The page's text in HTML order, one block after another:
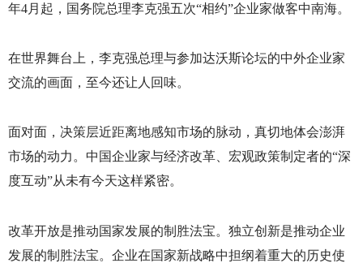
年4月起，国务院总理李克强五次“相约”企业家做客中南海。
在世界舞台上，李克强总理与参加达沃斯论坛的中外企业家
交流的画面，至今还让人回味。
面对面，决策层近距离地感知市场的脉动，真切地体会澎湃
市场的动力。中国企业家与经济改革、宏观政策制定者的“深
度互动”从未有今天这样紧密。
改革开放是推动国家发展的制胜法宝。独立创新是推动企业
发展的制胜法宝。企业在国家新战略中担纲着重大的历史使